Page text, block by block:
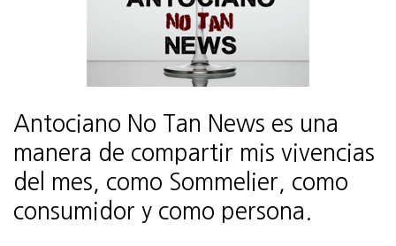
Antociano No Tan News es una
manera de compartir mis vivencias
del mes, como Sommelier, como
consumidor y como persona.